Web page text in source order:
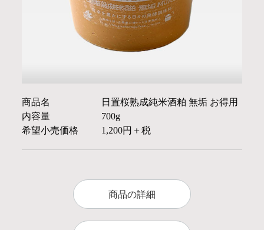
商品名
日置桜熟成純米酒粕 無垢 お得用
内容量
700g
希望小売価格
1,200円＋税
商品の詳細